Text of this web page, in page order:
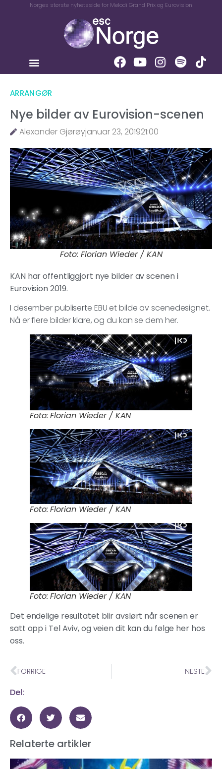
Norges største nyhetsside for Melodi Grand Prix og Eurovision
ARRANGØR
Nye bilder av Eurovision-scenen
Alexander Gjørøyjanuar 23, 201921:00
Foto: Florian Wieder / KAN
KAN har offentliggjort nye bilder av scenen i
Eurovision 2019.
I desember publiserte EBU et bilde av scenedesignet.
Nå er flere bilder klare, og du kan se dem her.
Foto: Florian Wieder / KAN
Foto: Florian Wieder / KAN
Foto: Florian Wieder / KAN
Det endelige resultatet blir avslørt når scenen er
satt opp i Tel Aviv, og veien dit kan du følge her hos
oss.
FORRIGE NESTE
Del:
Relaterte artikler